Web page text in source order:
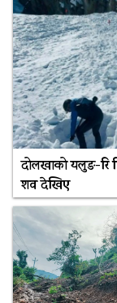
दोलखाको यलुङ-रि
शव देखिए